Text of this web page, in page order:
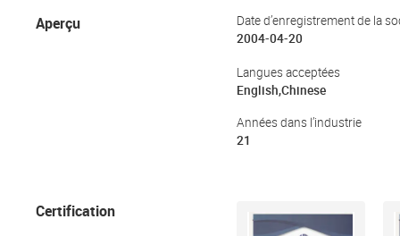
Aperçu
Date d’enregistrement de la
2004-04-20
Langues acceptées
English,Chinese
Années dans l’industrie
21
Certification